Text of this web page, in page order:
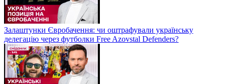
Залаштунки Євробачення: чи оштрафували українську
делегацію через футболки Free Azovstal Defenders?